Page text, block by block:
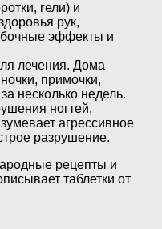
гели) и
рук,
эффекты и
лечения. Дома
примочки,
несколько недель.
ногтей,
агрессивное
разрушение.
рецепты и
таблетки от